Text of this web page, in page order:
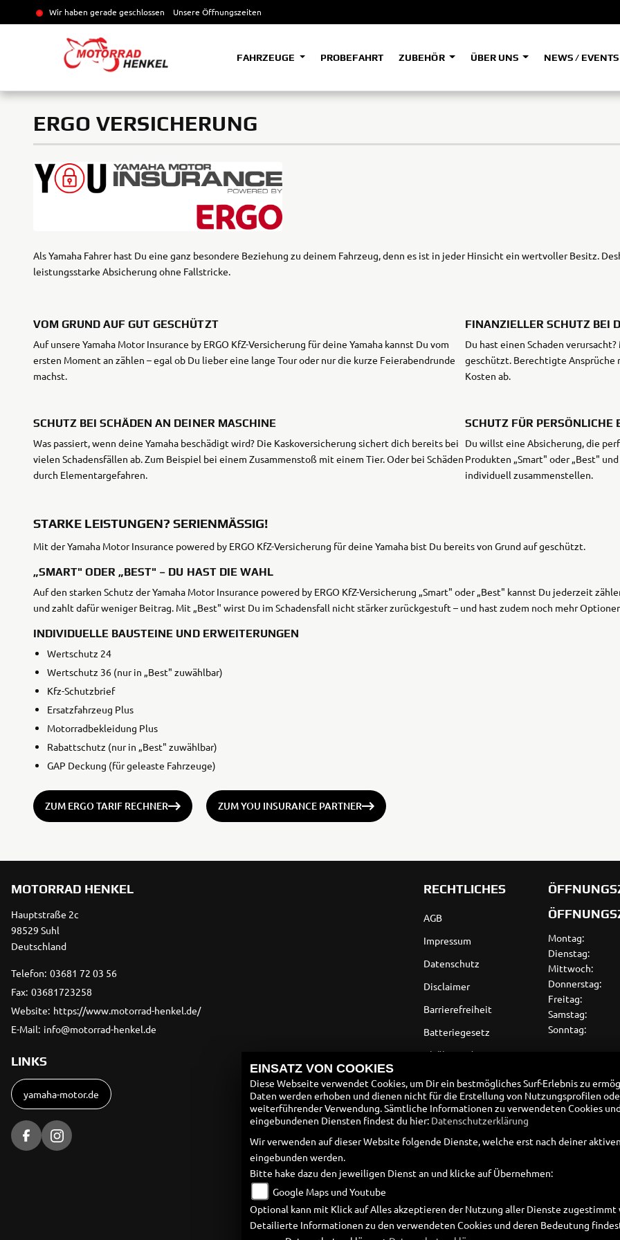
Wir haben gerade geschlossen Unsere Öffnungszeiten
FAHRZEUGE
700
700
700
700
Tenere
700
PROBEFAHRT ZUBEHÖR ÜBER UNS NEWS / EVENTS
ERGO VERSICHERUNG
Als Yamaha Fahrer hast Du eine ganz besondere Beziehung zu deinem Fahrzeug, denn es ist in jeder Hinsicht ein wertvoller Besitz.
leistungsstarke Absicherung ohne Fallstricke.
VOM GRUND AUF GUT GESCHÜTZT
Auf unsere Yamaha Motor Insurance by ERGO KfZ-Versicherung für deine Yamaha kannst Du vom
ersten Moment an zählen – egal ob Du lieber eine lange Tour oder nur die kurze Feierabendrunde
machst.
FINANZIELLER SCHUTZ BEI
Du hast einen Schaden
geschützt. Berechtigte Ansprüche
Kosten ab.
SCHUTZ BEI SCHÄDEN AN DEINER MASCHINE
Was passiert, wenn deine Yamaha beschädigt wird? Die Kaskoversicherung sichert dich bereits bei
vielen Schadensfällen ab. Zum Beispiel bei einem Zusammenstoß mit einem Tier. Oder bei Schäden
durch Elementargefahren.
SCHUTZ FÜR PERSÖNLICHE
Du willst eine Absicherung, die
Produkten „Smart" oder „Best"
individuell zusammenstellen.
STARKE LEISTUNGEN? SERIENMÄSSIG!
Mit der Yamaha Motor Insurance powered by ERGO KfZ-Versicherung für deine Yamaha bist Du bereits von Grund auf geschützt.
„SMART" ODER „BEST" – DU HAST DIE WAHL
Auf den starken Schutz der Yamaha Motor Insurance powered by ERGO KfZ-Versicherung „Smart" oder „Best" kannst Du jederzeit
und zahlt dafür weniger Beitrag. Mit „Best" wirst Du im Schadensfall nicht stärker zurückgestuft – und hast zudem noch mehr
INDIVIDUELLE BAUSTEINE UND ERWEITERUNGEN
Wertschutz 24
Wertschutz 36 (nur in „Best" zuwählbar)
Kfz-Schutzbrief
Ersatzfahrzeug Plus
Motorradbekleidung Plus
Rabattschutz (nur in „Best" zuwählbar)
GAP Deckung (für geleaste Fahrzeuge)
ZUM ERGO TARIF RECHNER ZUM YOU INSURANCE PARTNER
MOTORRAD HENKEL
Hauptstraße 2c
98529 Suhl
Deutschland
Telefon: 03681 72 03 56
Fax: 03681723258
Website: https://www.motorrad-henkel.de/
E-Mail: info@motorrad-henkel.de
LINKS
yamaha-motor.de
RECHTLICHES
AGB
Impressum
Datenschutz
Disclaimer
Barrierefreiheit
Batteriegesetz
Altölverordnung
Montag:
Dienstag:
Mittwoch:
Donnerstag:
Freitag:
Samstag:
Sonntag:
Sommer
Sa - 09.00 -
01.03.2026 -
Winter
01.11.2026 -
04.04.2026
02.05.2026
EINSATZ VON COOKIES
Diese Webseite verwendet Cookies, um Dir ein bestmögliches Surf-Erlebnis zu
Daten werden erhoben und dienen nicht für die Erstellung von Nutzungsprofilen
weiterführender Verwendung. Sämtliche Informationen zu verwendeten Cookies
eingebundenen Diensten findest du hier: Datenschutzerklärung
Wir verwenden auf dieser Website folgende Dienste, welche erst nach deiner
eingebunden werden.
Bitte hake dazu den jeweiligen Dienst an und klicke auf Übernehmen:
Google Maps und Youtube
Optional kann mit Klick auf Alles akzeptieren der Nutzung aller Dienste zugestimmt
Detailierte Informationen zu den verwendeten Cookies und deren Bedeutung